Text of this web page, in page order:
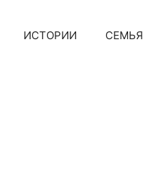
ИСТОРИИ СЕМЬЯ